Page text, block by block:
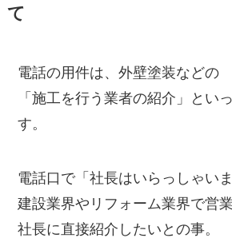
て
電話の用件は、外壁塗装などの
「施工を行う業者の紹介」とい
す。
電話口で「社長はいらっしゃい
建設業界やリフォーム業界で営
社長に直接紹介したいとの事。